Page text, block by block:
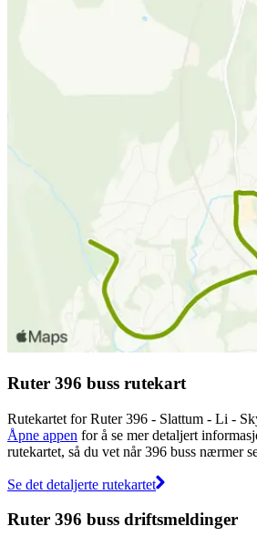
Ruter 396 buss rutekart
Rutekartet for Ruter 396 - Slattum - Li -
Åpne appen for å se mer detaljert
rutekartet, så du vet når 396 buss nærmer
Se det detaljerte rutekartet
Ruter 396 buss driftsmeldinger